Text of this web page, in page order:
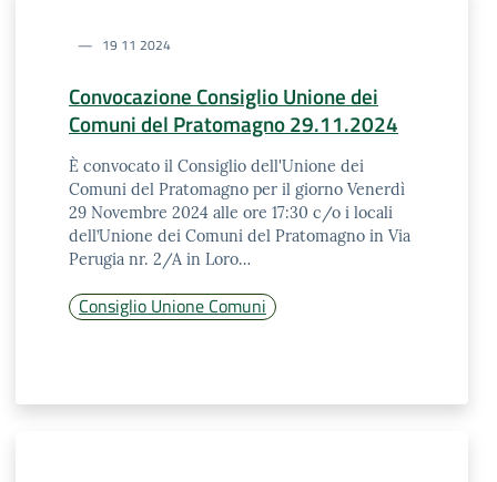
19 11 2024
Convocazione Consiglio Unione dei
Comuni del Pratomagno 29.11.2024
È convocato il Consiglio dell'Unione dei
Comuni del Pratomagno per il giorno Venerdì
29 Novembre 2024 alle ore 17:30 c/o i locali
dell’Unione dei Comuni del Pratomagno in Via
Perugia nr. 2/A in Loro…
Consiglio Unione Comuni